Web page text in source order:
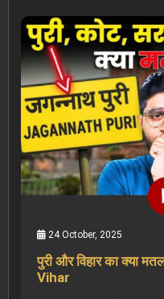
24 October, 2025
पुरी और विहार का क्या
Vihar